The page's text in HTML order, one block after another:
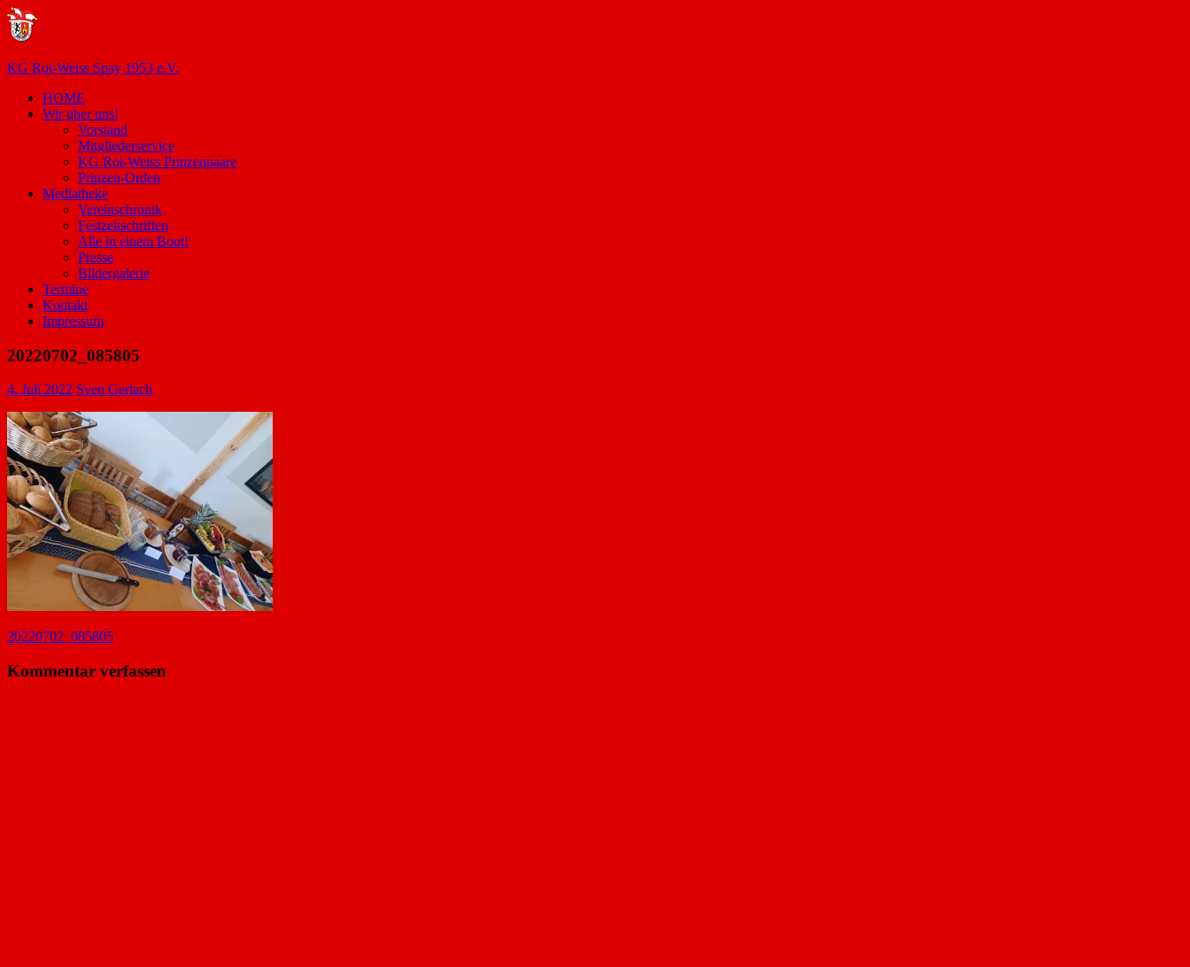
Zum
Inhalt
springen
KG Rot-Weiss Spay 1953 e.V.
Karneval
HOME
Wir über uns!
Vorstand
Mitgliederservice
KG Rot-Weiss Prinzenpaare
Prinzen-Orden
Mediatheke
Vereinschronik
Festzeitschriften
Alle in einem Boot!
Presse
Bildergalerie
Termine
Kontakt
Impressum
20220702_085805
4. Juli 2022 Sven Gerlach
Beitragsnavigation
Vorheriger
20220702_085805
Kommentar verfassen